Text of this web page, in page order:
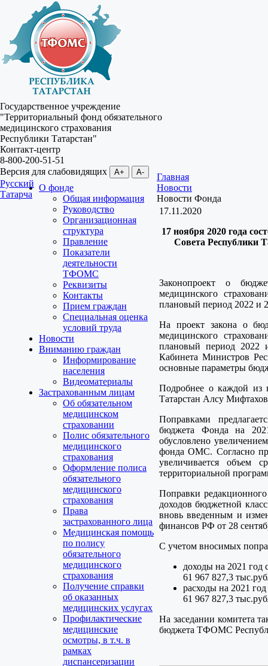
Государственное учреждение
"Территориальный фонд обязательного
медицинского страхования
Республики Татарстан"
Контакт-центр
8-800-200-51-51
Версия для слабовидящих
A+ A-
Русский
Татарча
О фонде
Общая информация
Руководство
Организационная
структура
Правление
Показатели
деятельности
ТФОМС
Реквизиты
Контакты
Прием граждан
Специальная оценка
условий труда
Новости
Вниманию граждан
Информирование
населения
Видеоматериалы
Застрахованным лицам
Об обязательном
медицинском
страховании
Полис обязательного
медицинского
страхования
Оформление полиса
обязательного
медицинского
страхования
Права
застрахованного лица
Медицинская помощь
по полису
обязательного
медицинского
страхования
Получение справки
об оказанных
медицинских услугах
Профилактические
медицинские
осмотры, в т.ч. в
рамках
диспансеризации
Главная
Новости
Новости Фонда
17.11.2020
17 ноября 2020 года
Совета Республики
Законопроект о
медицинского
плановый период 2022 и
На проект закона о
медицинского
плановый период 2022
Кабинета Министров
основные параметры
Подробнее о каждой из
Татарстан Алсу
Поправками
бюджета Фонда на
обусловлено
фонда ОМС. Согласно
увеличивается объем
территориальной
Поправки
доходов бюджетной
вновь введенным и
финансов РФ от 28
С учетом вносимых
доходы на 2021 год
61 967 827,3
расходы на 2021
61 967 827,3
На заседании комитета
бюджета ТФОМС